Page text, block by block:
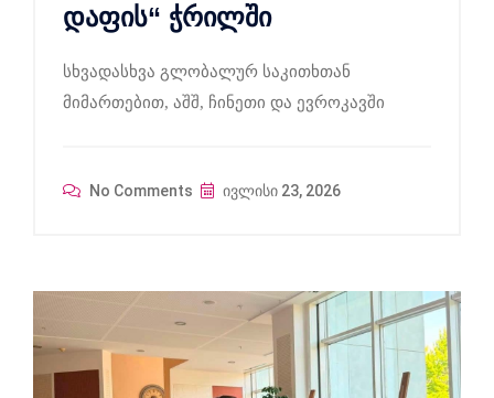
დაფის“ ჭრილში
სხვადასხვა გლობალურ საკითხთან
მიმართებით, აშშ, ჩინეთი და ევროკავში
No Comments ივლისი 23, 2026